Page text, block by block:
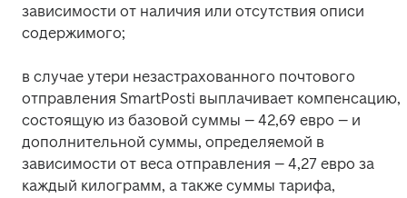
зависимости от наличия или отсутствия описи
содержимого;
в случае утери незастрахованного почтового
отправления SmartPosti выплачивает компенсацию,
состоящую из базовой суммы – 42,69 евро – и
дополнительной суммы, определяемой в
зависимости от веса отправления – 4,27 евро за
каждый килограмм, а также суммы тарифа,